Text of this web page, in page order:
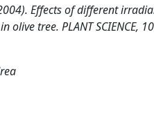
Effects of different
tree. PLANT SCIENCE,